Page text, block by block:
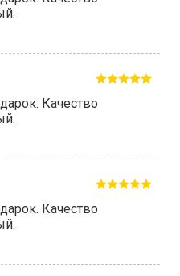
Качество
Качество